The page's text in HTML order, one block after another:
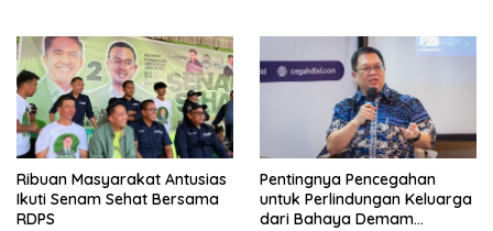
Ribuan Masyarakat Antusias
Ikuti Senam Sehat Bersama
RDPS
Pentingnya Pencegahan
untuk Perlindungan Keluarga
dari Bahaya Demam